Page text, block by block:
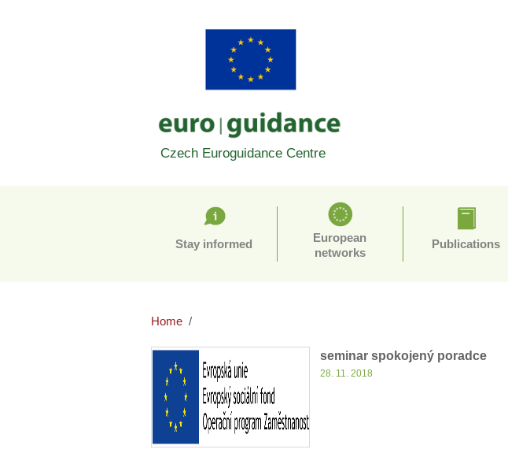
Czech Euroguidance Centre
Stay informed
European
networks
Publications
Home
seminar spokojený poradce
28. 11. 2018